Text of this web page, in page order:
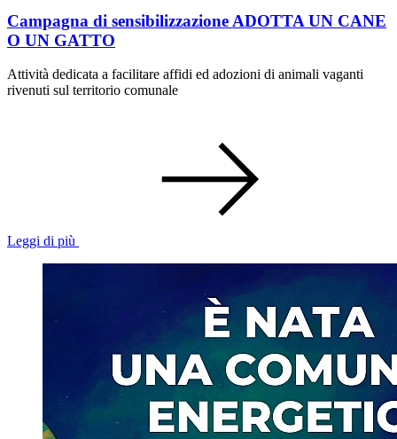
Campagna di sensibilizzazione ADOTTA UN CANE
O UN GATTO
Attività dedicata a facilitare affidi ed adozioni di animali vaganti
rivenuti sul territorio comunale
Leggi di più